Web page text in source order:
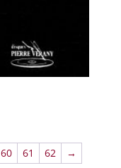
60 61 62 →